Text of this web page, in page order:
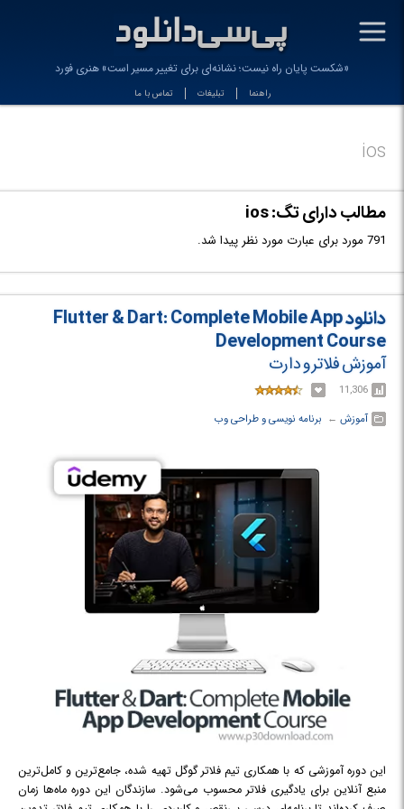
-
«شکست پایان راه نیست؛ نشانه‌ای برای تغییر مسیر است» هنری فورد
راهنما تبلیغات تماس با ما
ios
مطالب دارای تگ: ios
791 مورد برای عبارت مورد نظر پیدا شد.
دانلود Flutter & Dart: Complete Mobile App
Development Course
آموزش فلاتر و دارت
11,306
آموزش ← ‏ برنامه نویسی و طراحی وب
این دوره آموزشی که با همکاری تیم فلاتر گوگل تهیه شده، جامع‌ترین و کامل‌ترین
منبع آنلاین برای یادگیری فلاتر محسوب می‌شود. سازندگان این دوره ماه‌ها زمان